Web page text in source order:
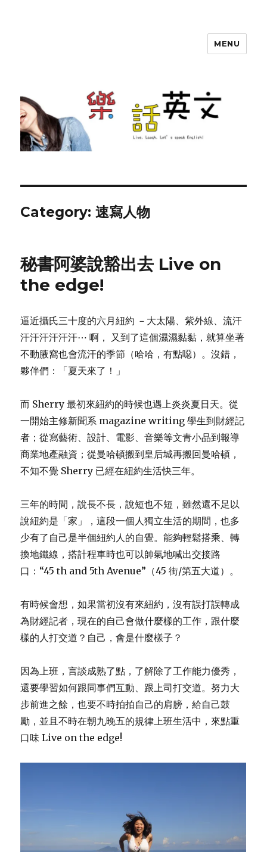
MENU
Category: 速寫人物
秘書阿婆說豁出去 Live on
the edge!
逼近攝氏三十度的六月紐約 －大太陽、紫外線、流汗
汗汗汗汗汗汗⋯ 啊， 又到了這個濕濕黏黏，就算坐著
不動腋窩也會流汗的季節（哈哈，有點噁）。沒錯，
夥伴們：「夏天來了！」
而 Sherry 最初來紐約的時候也遇上炎炎夏日天。從
一開始主修新聞系 magazine writing 學生到財經記
者；從寫藝術、設計、電影、音樂等文青小品到報導
商業地產融資；從曼哈頓搬到皇后城再搬回曼哈頓，
不知不覺 Sherry 已經在紐約生活快三年。
三年的時間，說長不長，說短也不短，雖然還不足以
說紐約是「家」，這段一個人獨立生活的期間，也多
少有了自己是半個紐約人的自覺。能夠輕鬆搭乘、轉
換地鐵線，搭計程車時也可以帥氣地喊出交接路
口：“45 th and 5th Avenue”（45 街/第五大道）。
有時候會想，如果當初沒有來紐約，沒有誤打誤轉成
為財經記者，現在的自己會做什麼樣的工作，跟什麼
樣的人打交道？自己，會是什麼樣子？
因為上班，言談成熟了點，了解除了工作能力優秀，
還要學習如何跟同事們互動、跟上司打交道。努力大
步前進之餘，也要不時拍拍自己的肩膀，給自己鼓
勵，並且不時在朝九晚五的規律上班生活中，來點重
口味 Live on the edge!